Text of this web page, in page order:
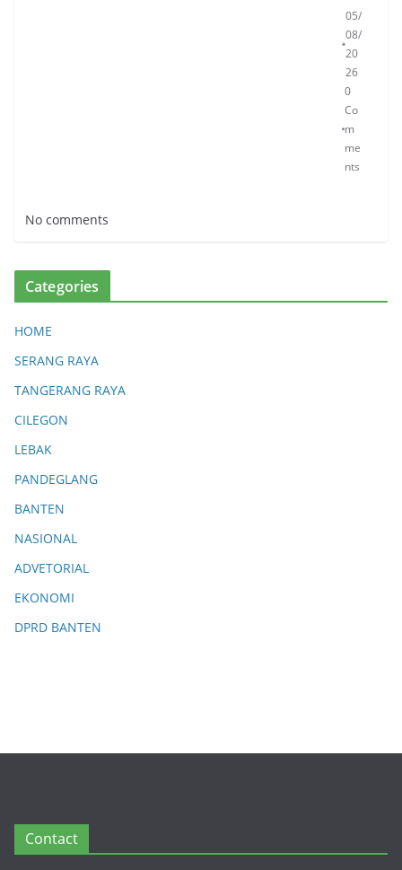
05/
08/
20
26
0
Co
m
me
nts
No comments
Categories
HOME
SERANG RAYA
TANGERANG RAYA
CILEGON
LEBAK
PANDEGLANG
BANTEN
NASIONAL
ADVETORIAL
EKONOMI
DPRD BANTEN
Contact